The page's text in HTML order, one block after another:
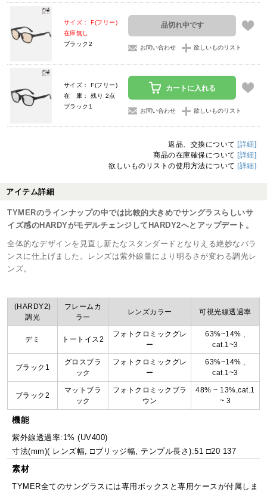
サイズ： F(フリー)
在庫無し
ブラック2
品切れ中です
お問い合わせ 欲しいものリスト
サイズ： F(フリー)
在 庫： 残り 2点
ブラック1
カートに入れる
お問い合わせ 欲しいものリスト
返品、交換について [詳細]
商品の在庫確保について [詳細]
欲しいものリストの使用方法について [詳細]
アイテム詳細
TYMERのラインナップの中では比較的大きめでサングラスらしいサ
イズ感のHARDYがモデルチェンジしてHARDY2へとアップデート。
全体的なデザインを見直し新たなスタンダードとなりえる絶妙なバラ
ンスに仕上げました。レンズは紫外線量により明るさが変わる調光レ
ンズ。
(HARDY2)
調光
フレームカ
ラー
レンズカラー 可視光線透過率
デミ トートイス2
フォトクロミックグレ
ー
63%~14% ,
cat.1~3
ブラック1
グロスブラ
ック
フォトクロミックグレ
ー
63%~14% ,
cat.1~3
ブラック2
マットブラ
ック
フォトクロミックブラ
ウン
48% ~ 13%,cat.1
~ 3
機能
紫外線透過率:1% (UV400)
寸法(mm)( レンズ幅, □ブリッジ幅, テンプル長さ):51 □20 137
素材
TYMER全てのサングラスには専用ボックスと専用ケースが付属しま